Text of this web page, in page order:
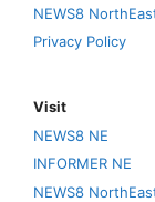
NEWS8
Privacy Policy
Visit
NEWS8 NE
INFORMER NE
NEWS8